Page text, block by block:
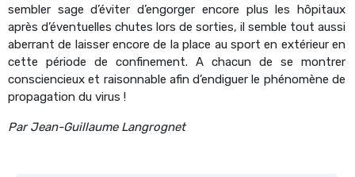
sembler sage d’éviter d’engorger encore plus les hôpitaux
après d’éventuelles chutes lors de sorties, il semble tout aussi
aberrant de laisser encore de la place au sport en extérieur en
cette période de confinement. A chacun de se montrer
consciencieux et raisonnable afin d’endiguer le phénomène de
propagation du virus !
Par Jean-Guillaume Langrognet